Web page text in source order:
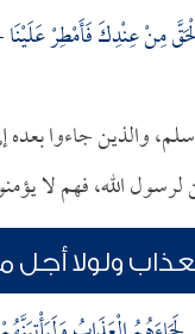
مِنْ عِنْدِكَ فَأَمْطِرْ عَلَيْنَا
والذين جاءوا بعده
الله، فهم لا
ولولا